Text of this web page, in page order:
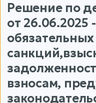
Решение по
от 26.06.2025
взносам,